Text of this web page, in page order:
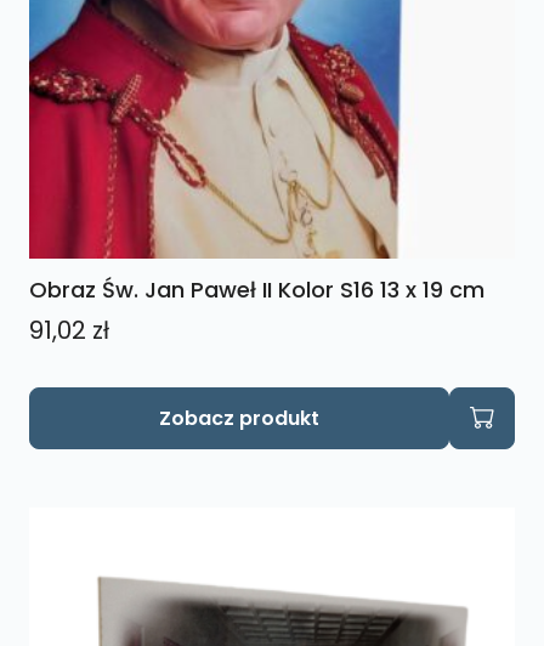
Obraz Św. Jan Paweł II Kolor S16 13 x 19 cm
91,02 zł
Zobacz produkt